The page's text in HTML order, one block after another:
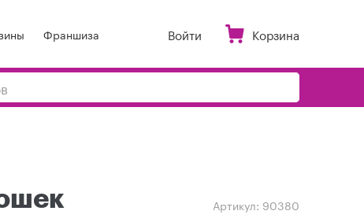
Франшиза Войти Корзина
Артикул: 90380